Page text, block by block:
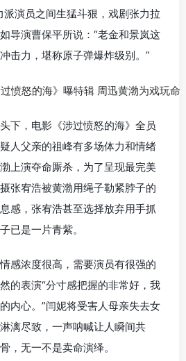
派演员之间生猛斗狠，戏剧张力拉
导演曹保平所说：“老金和景岚这
击力，堪称原子弹爆炸级别。”
下，电影《涉过愤怒的海》全员
人父亲的祖峰有多场体力和情绪
上演夺命厮杀，为了呈现最完美
张宥浩被黄渤用绳子勒紧脖子的
感，张宥浩甚至选择放弃用手抓
已是一片青紫。
感浓度很高，需要演员有很强的
的表演“分寸感把握的非常好，我
内心。”闫妮将受害人母亲失去女
漓尽致，一声呐喊让人瞬间共
，无一不是卖命演绎。